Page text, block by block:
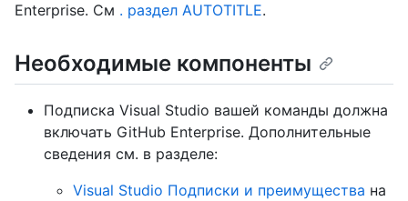
Enterprise. См . раздел AUTOTITLE.
Необходимые компоненты
Подписка Visual Studio вашей команды должна
включать GitHub Enterprise. Дополнительные
сведения см. в разделе:
Visual Studio Подписки и преимущества на